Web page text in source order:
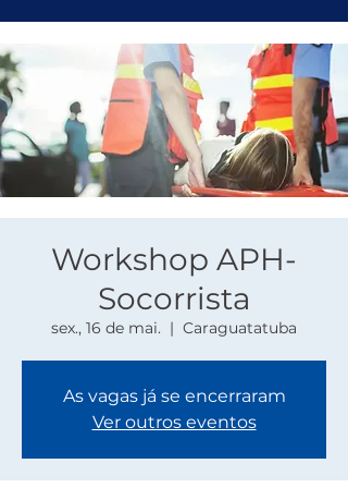
Workshop APH-
Socorrista
sex., 16 de mai.
  |
Caraguatatuba
As vagas já se encerraram
Ver outros eventos